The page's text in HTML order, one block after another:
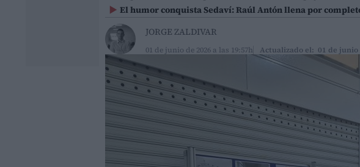
El humor conquista Sedaví: Raúl Antón llena por
JORGE ZALDIVAR
01 de junio de 2026 a las 19:57h Actualizado el: 01 de junio